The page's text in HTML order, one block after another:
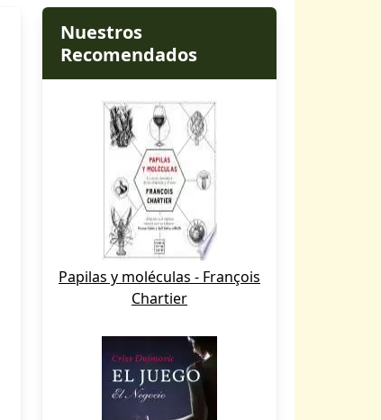
Nuestros
Recomendados
Papilas y moléculas - François
Chartier